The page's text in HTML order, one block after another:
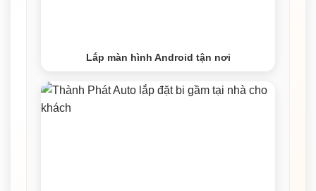
Lắp màn hình Android tận nơi